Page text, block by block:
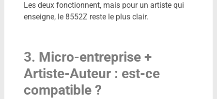
Les deux fonctionnent, mais pour un artiste qui
enseigne, le 8552Z reste le plus clair.
3. Micro-entreprise +
Artiste-Auteur : est-ce
compatible ?